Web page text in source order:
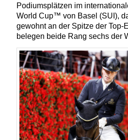
Podiumsplätzen im
World Cup™ von Basel (SUI),
gewohnt an der Spitze der Top-
belegen beide Rang sechs der